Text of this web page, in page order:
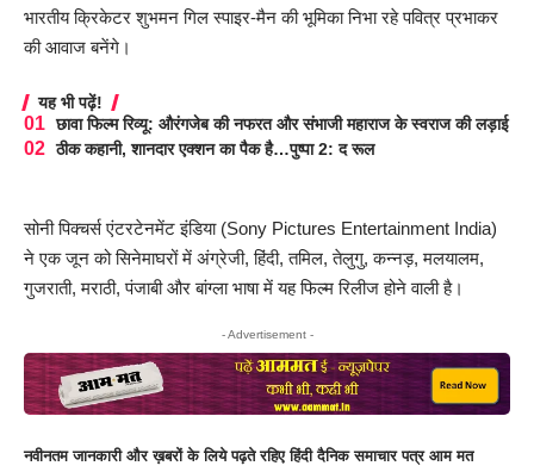
भारतीय क्रिकेटर शुभमन गिल स्पाइर-मैन की भूमिका निभा रहे पवित्र प्रभाकर
की आवाज बनेंगे।
यह भी पढ़ें!
छावा फिल्म रिव्यू: औरंगजेब की नफरत और संभाजी महाराज के स्वराज की लड़ाई
ठीक कहानी, शानदार एक्शन का पैक है…पुष्पा 2: द रूल
सोनी पिक्चर्स एंटरटेनमेंट इंडिया (Sony Pictures Entertainment India)
ने एक जून को सिनेमाघरों में अंग्रेजी, हिंदी, तमिल, तेलुगु, कन्नड़, मलयालम,
गुजराती, मराठी, पंजाबी और बांग्ला भाषा में यह फिल्म रिलीज होने वाली है।
- Advertisement -
नवीनतम जानकारी और ख़बरों के लिये पढ़ते रहिए हिंदी दैनिक समाचार पत्र आम मत